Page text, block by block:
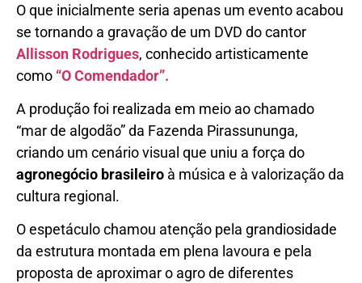
O que inicialmente seria apenas um evento acabou
se tornando a gravação de um DVD do cantor
Allisson Rodrigues, conhecido artisticamente
como “O Comendador”.
A produção foi realizada em meio ao chamado
“mar de algodão” da Fazenda Pirassununga,
criando um cenário visual que uniu a força do
agronegócio brasileiro à música e à valorização da
cultura regional.
O espetáculo chamou atenção pela grandiosidade
da estrutura montada em plena lavoura e pela
proposta de aproximar o agro de diferentes